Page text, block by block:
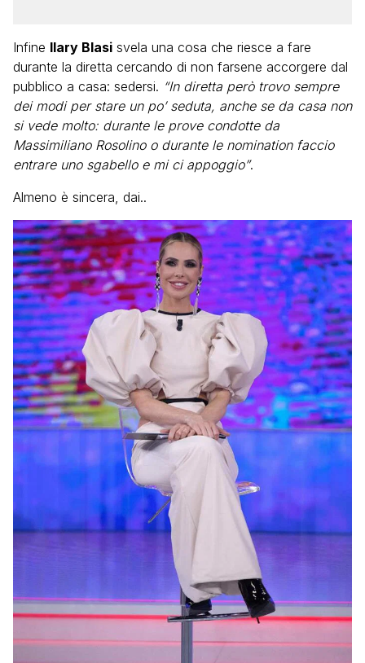
Infine Ilary Blasi svela una cosa che riesce a fare
durante la diretta cercando di non farsene accorgere dal
pubblico a casa: sedersi. “In diretta però trovo sempre
dei modi per stare un po’ seduta, anche se da casa non
si vede molto: durante le prove condotte da
Massimiliano Rosolino o durante le nomination faccio
entrare uno sgabello e mi ci appoggio”.
Almeno è sincera, dai..